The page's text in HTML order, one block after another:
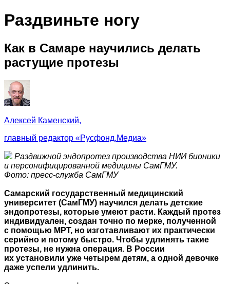
Раздвиньте ногу
Как в Самаре научились делать
растущие протезы
Алексей Каменский,
главный редактор «Русфонд.Медиа»
Раздвижной эндопротез производства НИИ бионики
и персонифицированной медицины СамГМУ.
Фото: пресс‑служба СамГМУ
Самарский государственный медицинский
университет (СамГМУ) научился делать детские
эндопротезы, которые умеют расти. Каждый протез
индивидуален, создан точно по мерке, полученной
с помощью МРТ, но изготавливают их практически
серийно и потому быстро. Чтобы удлинять такие
протезы, не нужна операция. В России
их установили уже четырем детям, а одной девочке
даже успели удлинить.